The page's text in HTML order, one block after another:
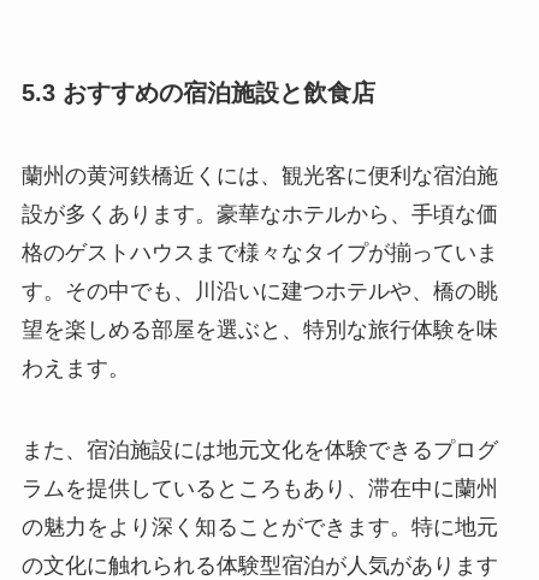
5.3 おすすめの宿泊施設と飲食店
蘭州の黄河鉄橋近くには、観光客に便利な宿泊施
設が多くあります。豪華なホテルから、手頃な価
格のゲストハウスまで様々なタイプが揃っていま
す。その中でも、川沿いに建つホテルや、橋の眺
望を楽しめる部屋を選ぶと、特別な旅行体験を味
わえます。
また、宿泊施設には地元文化を体験できるプログ
ラムを提供しているところもあり、滞在中に蘭州
の魅力をより深く知ることができます。特に地元
の文化に触れられる体験型宿泊が人気があります